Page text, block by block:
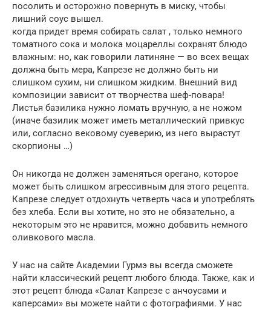
посолить и осторожно повернуть в миску, чтобы
лишний соус вышел.
когда придет время собирать салат , только немного
томатного сока и молока моцареллы сохранят блюдо
влажным: но, как говорили латиняне — во всех вещах
должна быть мера, Капрезе не должно быть ни
слишком сухим, ни слишком жидким. Внешний вид
композиции зависит от творчества шеф-повара!
Листья базилика нужно ломать вручную, а не ножом
(иначе базилик может иметь металлический привкус
или, согласно вековому суеверию, из него вырастут
скорпионы …)
Он никогда не должен заменяться орегано, которое
может быть слишком агрессивным для этого рецепта.
Капрезе следует отдохнуть четверть часа и употреблять
без хлеба. Если вы хотите, но это не обязательно, а
некоторым это не нравится, можно добавить немного
оливкового масла.
У нас на сайте Академии Гурмэ вы всегда сможете
найти классический рецепт любого блюда. Также, как и
этот рецепт блюда «Салат Капрезе с анчоусами и
каперсами» вы можете найти с фотографиями. У нас